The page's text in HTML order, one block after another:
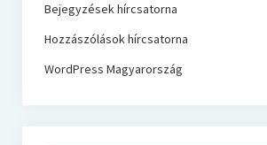
Bejegyzések hírcsatorna
Hozzászólások hírcsatorna
WordPress Magyarország